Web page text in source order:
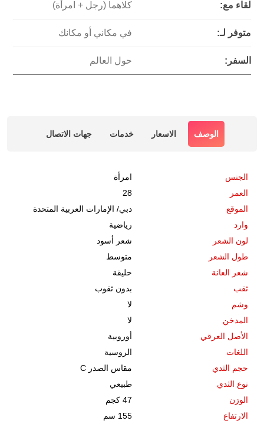
لقاء مع: كلاهما (رجل + امرأة)
متوفر لـ: في مكاني أو مكانك
السفر: حول العالم
الوصف الاسعار خدمات جهات الاتصال
الجنس
امرأة
العمر
28
الموقع
دبي/ الإمارات العربية المتحدة
وارد
رياضية
لون الشعر
شعر أسود
طول الشعر
متوسط
شعر العانة
حليقة
ثقب
بدون ثقوب
وشم
لا
المدخن
لا
الأصل العرقي
أوروبية
اللغات
الروسية
حجم الثدي
مقاس الصدر C
نوع الثدي
طبيعي
الوزن
47 كجم
الارتفاع
155 سم